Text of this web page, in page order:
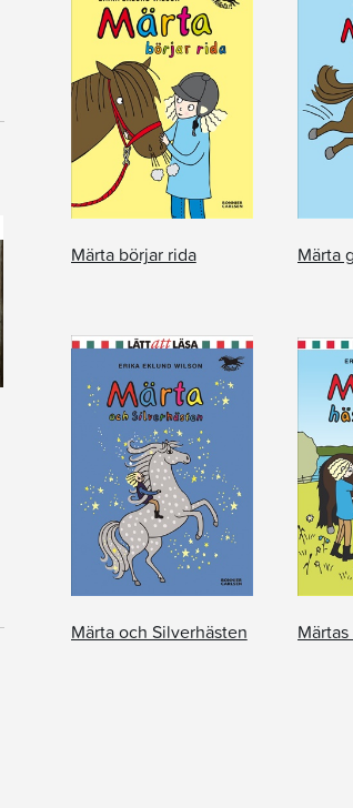
Märta börjar rida Märta
Märta och Silverhästen